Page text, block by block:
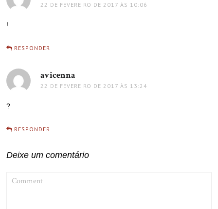
22 DE FEVEREIRO DE 2017 ÀS 10:06
!
RESPONDER
avicenna
22 DE FEVEREIRO DE 2017 ÀS 13:24
?
RESPONDER
Deixe um comentário